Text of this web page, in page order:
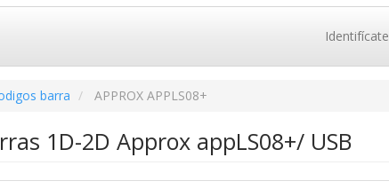
Identifícate
barra APPROX APPLS08+
1D-2D Approx appLS08+/ USB